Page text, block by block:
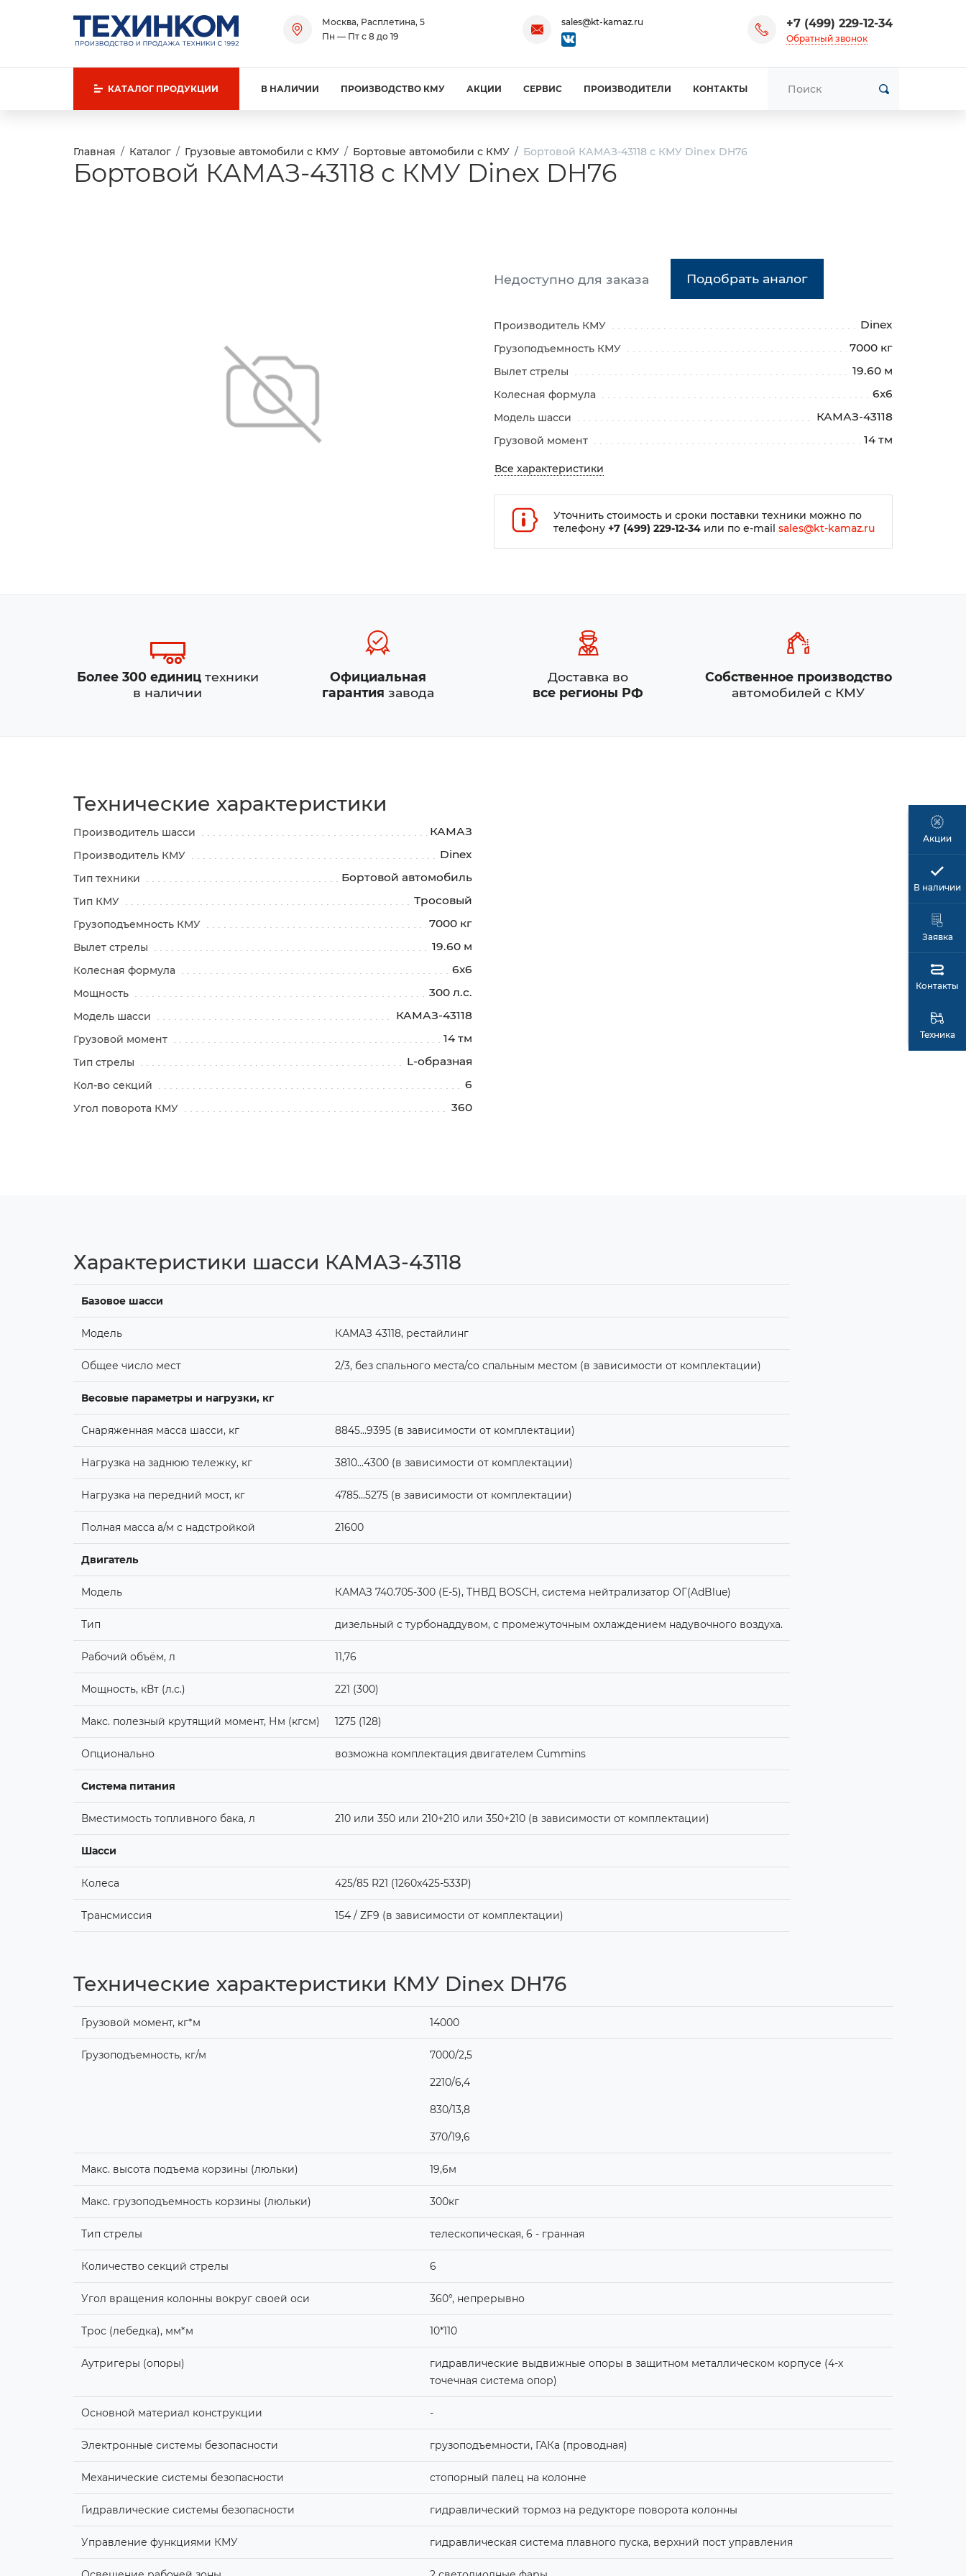
Москва, Расплетина, 5
Пн — Пт с 8 до 19
sales@kt-kamaz.ru +7 (499) 229-12-34
Обратный звонок
КАТАЛОГ ПРОДУКЦИИ В НАЛИЧИИ ПРОИЗВОДСТВО КМУ АКЦИИ СЕРВИС ПРОИЗВОДИТЕЛИ КОНТАКТЫ
Главная Каталог Грузовые автомобили с КМУ Бортовые автомобили с КМУ Бортовой КАМАЗ-43118 с КМУ Dinex DH76
Бортовой КАМАЗ-43118 с КМУ Dinex DH76
Подобрать аналог
Производитель КМУ Dinex
Грузоподъемность КМУ 7000 кг
Вылет стрелы 19.60 м
Колесная формула 6х6
Модель шасси КАМАЗ-43118
Грузовой момент 14 тм
Все характеристики
Уточнить стоимость и сроки поставки техники можно по
телефону +7 (499) 229-12-34или по e-mail sales@kt-kamaz.ru
Более 300 едиництехники
в наличии
Официальная
гарантия завода
Доставка во
все регионы РФ
Собственное производство
автомобилей с КМУ
Технические характеристики
Производитель шасси КАМАЗ
Производитель КМУ Dinex
Тип техники Бортовой автомобиль
Тип КМУ Тросовый
Грузоподъемность КМУ 7000 кг
Вылет стрелы 19.60 м
Колесная формула 6х6
Мощность 300 л.с.
Модель шасси КАМАЗ-43118
Грузовой момент 14 тм
Тип стрелы L-образная
Кол-во секций 6
Угол поворота КМУ 360
Характеристики шасси КАМАЗ-43118
Базовое шасси
Модель КАМАЗ 43118, рестайлинг
Общее число мест 2/3, без спального места/со спальным местом (в зависимости от комплектации)
Весовые параметры и нагрузки, кг
Снаряженная масса шасси, кг 8845...9395 (в зависимости от комплектации)
Нагрузка на заднюю тележку, кг 3810...4300 (в зависимости от комплектации)
Нагрузка на передний мост, кг 4785...5275 (в зависимости от комплектации)
Полная масса а/м с надстройкой 21600
Двигатель
Модель КАМАЗ 740.705-300 (Е-5), ТНВД BOSCH, система нейтрализатор ОГ(AdBlue)
Тип дизельный с турбонаддувом, с промежуточным охлаждением надувочного воздуха.
Рабочий объём, л 11,76
Мощность, кВт (л.с.) 221 (300)
Макс. полезный крутящий момент, Нм (кгсм) 1275 (128)
Опционально возможна комплектация двигателем Cummins
Система питания
Вместимость топливного бака, л 210 или 350 или 210+210 или 350+210 (в зависимости от комплектации)
Шасси
Колеса 425/85 R21 (1260x425-533P)
Трансмиссия 154 / ZF9 (в зависимости от комплектации)
Технические характеристики КМУ Dinex DH76
Грузовой момент, кг*м 14000
Грузоподъемность, кг/м 7000/2,5
2210/6,4
830/13,8
370/19,6
Макс. высота подъема корзины (люльки) 19,6м
Макс. грузоподъемность корзины (люльки) 300кг
Тип стрелы телескопическая, 6 - гранная
Количество секций стрелы 6
Угол вращения колонны вокруг своей оси 360°, непрерывно
Трос (лебедка), мм*м 10*110
Аутригеры (опоры)
гидравлические выдвижные опоры в защитном металлическом корпусе (4-х
точечная система опор)
Основной материал конструкции -
Электронные системы безопасности грузоподъемности, ГАКа (проводная)
Механические системы безопасности стопорный палец на колонне
Гидравлические системы безопасности гидравлический тормоз на редукторе поворота колонны
Управление функциями КМУ гидравлическая система плавного пуска, верхний пост управления
Акции
В наличии
Заявка
Техника
Контакты